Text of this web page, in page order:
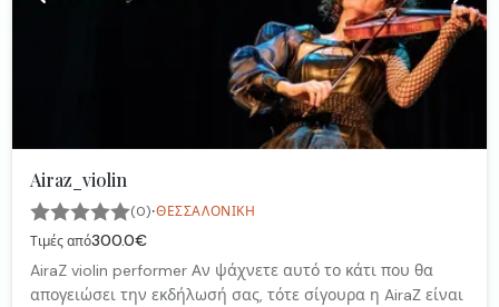
Airaz_violin
(0)·ΘΕΣΣΑΛΟΝΊΚΗ
Τιμές από300.0€
AiraZ violin performer Αν ψάχνετε αυτό το κάτι που θα
απογειώσει την εκδήλωσή σας, τότε σίγουρα η AiraΖ είναι